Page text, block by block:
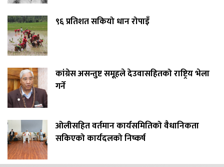
९६ प्रतिशत सकियो धान रोपाइँ
कांग्रेस असन्तुष्ट समूहले देउवासहितको राष्ट्रिय भेला
गर्ने
ओलीसहित वर्तमान कार्यसमितिको वैधानिकता
सकिएको कार्यदलको निष्कर्ष